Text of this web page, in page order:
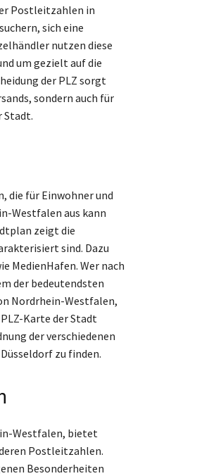
Postleitzahlen in
sich eine
nutzen diese
um gezielt auf die
der PLZ sorgt
sondern auch für
Stadt.
die für Einwohner und
Westfalen aus kann
zeigt die
sind. Dazu
MedienHafen. Wer nach
der bedeutendsten
Nordrhein-Westfalen,
Karte der Stadt
der verschiedenen
zu finden.
Westfalen, bietet
Postleitzahlen.
Besonderheiten